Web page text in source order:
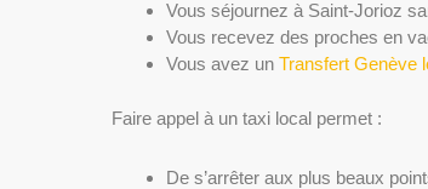
Vous séjournez à Saint-Jorioz
Vous recevez des proches en
Vous avez un Transfert Genève
Faire appel à un taxi local permet :
De s’arrêter aux plus beaux